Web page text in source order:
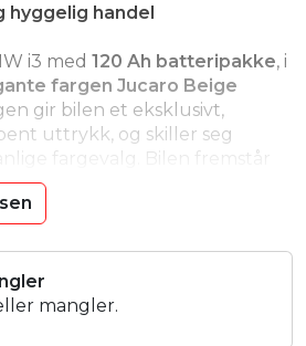
hyggelig handel
i3 med 120 Ah batteripakke, i
fargen Jucaro Beige
gir bilen et eksklusivt,
uttrykk, og skiller seg
fargevalg. Bilen fremstår
, både kosmetisk og teknisk, og
på gjennom hele eierskapet.
som ønsker enpålitelig,
elbil
utstyrsnivå. Med stor
mangler.